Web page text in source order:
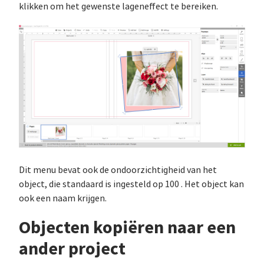
klikken om het gewenste lageneffect te bereiken.
Dit menu bevat ook de ondoorzichtigheid van het
object, die standaard is ingesteld op 100 . Het object kan
ook een naam krijgen.
Objecten kopiëren naar een
ander project